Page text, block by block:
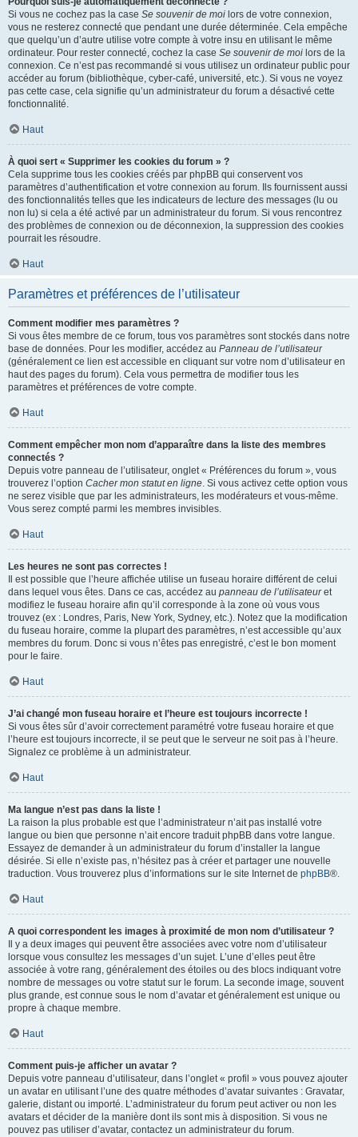
Si vous ne cochez pas la case Se souvenir de moi lors de votre connexion,
vous ne resterez connecté que pendant une durée déterminée. Cela empêche
que quelqu’un d’autre utilise votre compte à votre insu en utilisant le même
ordinateur. Pour rester connecté, cochez la case Se souvenir de moi lors de la
connexion. Ce n’est pas recommandé si vous utilisez un ordinateur public pour
accéder au forum (bibliothèque, cyber-café, université, etc.). Si vous ne voyez
pas cette case, cela signifie qu’un administrateur du forum a désactivé cette
fonctionnalité.
Haut
À quoi sert « Supprimer les cookies du forum » ?
Cela supprime tous les cookies créés par phpBB qui conservent vos
paramètres d’authentification et votre connexion au forum. Ils fournissent aussi
des fonctionnalités telles que les indicateurs de lecture des messages (lu ou
non lu) si cela a été activé par un administrateur du forum. Si vous rencontrez
des problèmes de connexion ou de déconnexion, la suppression des cookies
pourrait les résoudre.
Haut
Paramètres et préférences de l’utilisateur
Comment modifier mes paramètres ?
Si vous êtes membre de ce forum, tous vos paramètres sont stockés dans notre
base de données. Pour les modifier, accédez au Panneau de l’utilisateur
(généralement ce lien est accessible en cliquant sur votre nom d’utilisateur en
haut des pages du forum). Cela vous permettra de modifier tous les
paramètres et préférences de votre compte.
Haut
Comment empêcher mon nom d’apparaître dans la liste des membres
connectés ?
Depuis votre panneau de l’utilisateur, onglet « Préférences du forum », vous
trouverez l’option Cacher mon statut en ligne. Si vous activez cette option vous
ne serez visible que par les administrateurs, les modérateurs et vous-même.
Vous serez compté parmi les membres invisibles.
Haut
Les heures ne sont pas correctes !
Il est possible que l’heure affichée utilise un fuseau horaire différent de celui
dans lequel vous êtes. Dans ce cas, accédez au panneau de l’utilisateuret
modifiez le fuseau horaire afin qu’il corresponde à la zone où vous vous
trouvez (ex : Londres, Paris, New York, Sydney, etc.). Notez que la modification
du fuseau horaire, comme la plupart des paramètres, n’est accessible qu’aux
membres du forum. Donc si vous n’êtes pas enregistré, c’est le bon moment
pour le faire.
Haut
J’ai changé mon fuseau horaire et l’heure est toujours incorrecte !
Si vous êtes sûr d’avoir correctement paramétré votre fuseau horaire et que
l’heure est toujours incorrecte, il se peut que le serveur ne soit pas à l’heure.
Signalez ce problème à un administrateur.
Haut
Ma langue n’est pas dans la liste !
La raison la plus probable est que l’administrateur n’ait pas installé votre
langue ou bien que personne n’ait encore traduit phpBB dans votre langue.
Essayez de demander à un administrateur du forum d’installer la langue
désirée. Si elle n’existe pas, n’hésitez pas à créer et partager une nouvelle
traduction. Vous trouverez plus d’informations sur le site Internet de phpBB®.
Haut
A quoi correspondent les images à proximité de mon nom d’utilisateur ?
Il y a deux images qui peuvent être associées avec votre nom d’utilisateur
lorsque vous consultez les messages d’un sujet. L’une d’elles peut être
associée à votre rang, généralement des étoiles ou des blocs indiquant votre
nombre de messages ou votre statut sur le forum. La seconde image, souvent
plus grande, est connue sous le nom d’avatar et généralement est unique ou
propre à chaque membre.
Haut
Comment puis-je afficher un avatar ?
Depuis votre panneau d’utilisateur, dans l’onglet « profil » vous pouvez ajouter
un avatar en utilisant l’une des quatre méthodes d’avatar suivantes : Gravatar,
galerie, distant ou importé. L’administrateur du forum peut activer ou non les
avatars et décider de la manière dont ils sont mis à disposition. Si vous ne
pouvez pas utiliser d’avatar, contactez un administrateur du forum.